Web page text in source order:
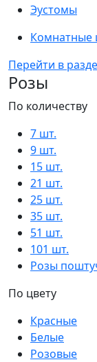
Эустомы
Комнатные
Перейти в
Розы
По количеству
7 шт.
9 шт.
15 шт.
21 шт.
25 шт.
35 шт.
51 шт.
101 шт.
Розы
По цвету
Красные
Белые
Розовые